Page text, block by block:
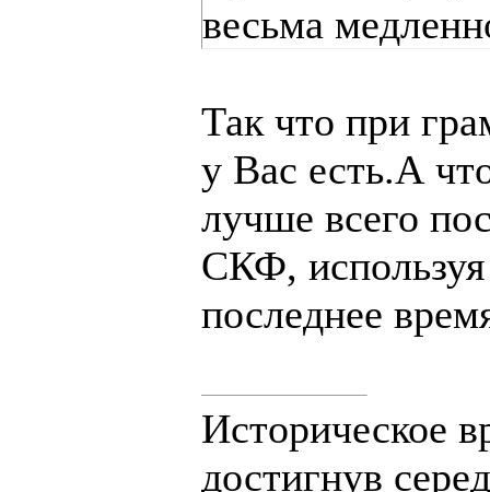
весьма
Так что при
у Вас есть.А
лучше всего
СКФ,
последнее
Историческое
достигнув